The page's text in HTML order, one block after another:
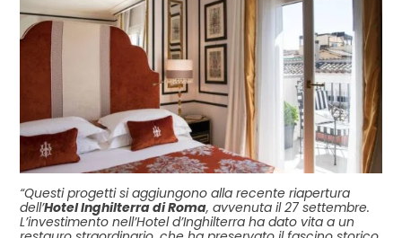
“Questi progetti si aggiungono alla recente riapertura
dell’Hotel Inghilterra di Roma, avvenuta il 27 settembre.
L’investimento nell’Hotel d’Inghilterra ha dato vita a un